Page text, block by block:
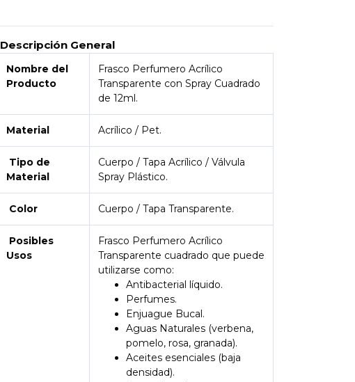
Descripción General
Nombre del
Producto
Frasco Perfumero Acrílico
Transparente con Spray Cuadrado
de 12ml.
Material Acrílico / Pet.
Tipo de
Material
Cuerpo / Tapa Acrílico / Válvula
Spray Plástico.
Color Cuerpo / Tapa Transparente.
Posibles
Usos
Frasco Perfumero Acrílico
Transparente cuadrado que puede
utilizarse como:
Antibacterial líquido.
Perfumes.
Enjuague Bucal.
Aguas Naturales (verbena,
pomelo, rosa, granada).
Aceites esenciales (baja
densidad).